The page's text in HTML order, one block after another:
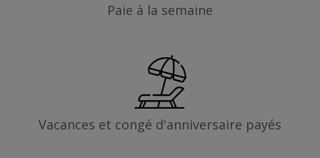
Paie à la semaine
Vacances et congé d'anniversaire payés